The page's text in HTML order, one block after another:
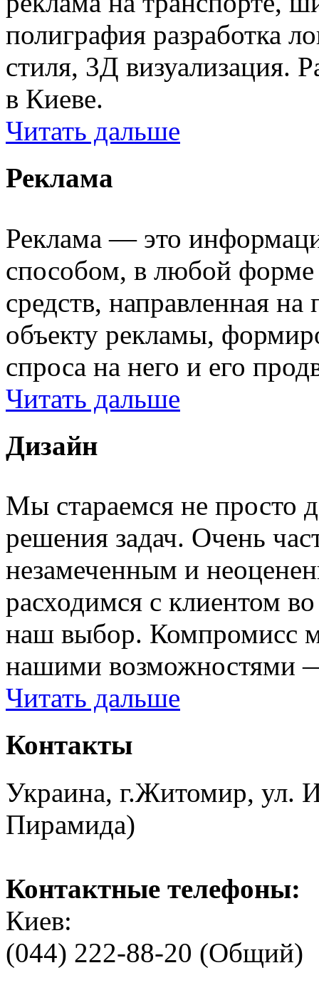
полиграфия разработка
стиля, 3Д визуализация.
в Киеве.
Читать дальше
Реклама
Реклама — это
способом, в любой
средств, направленная
объекту рекламы,
спроса на него и его
Читать дальше
Дизайн
Мы стараемся не просто
решения задач. Очень
незамеченным и
расходимся с клиентом
наш выбор. Компромисс
нашими возможностями
Читать дальше
Контакты
Украина, г.Житомир, ул.
Пирамида)
Контактные телефоны:
Киев:
(044) 222-88-20 (Общий)